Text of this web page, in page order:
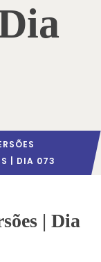
| DIA 073
| Dia